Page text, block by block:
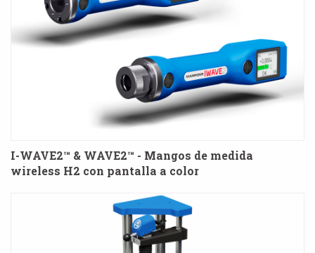
I-WAVE2™ & WAVE2™ - Mangos de medida
wireless H2 con pantalla a color